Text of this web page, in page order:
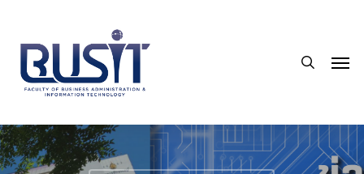
main
content